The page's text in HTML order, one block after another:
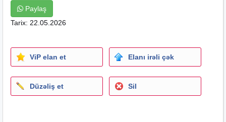
Paylaş
Tarix: 22.05.2026
ViP elan et Elanı irəli çək
Düzəliş et Sil